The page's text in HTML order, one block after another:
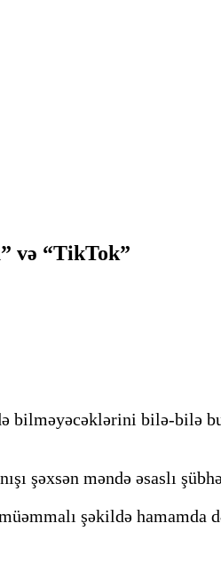
və “TikTok”
bilməyəcəklərini bilə-bilə
şəxsən məndə əsaslı
şəkildə